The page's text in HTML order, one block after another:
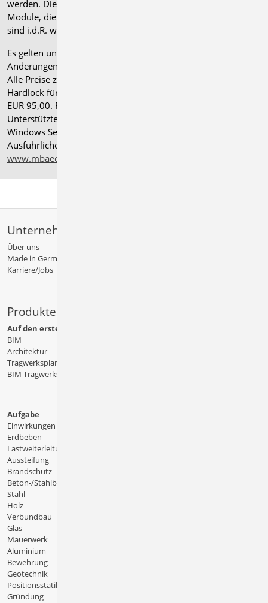
werden. Die Paketerweiterung umfasst alle entsprechenden
Module, die zum Zeitpunkt des Kaufs verfügbar sind. Das
sind i.d.R. weniger Module als nach deutscher Norm.
Es gelten unsere
Änderungen und Irrtümer vorbehalten.
Alle Preise zzgl. Versandkosten und gesetzlicher MwSt.
Hardlock für Einzelplatzlizenz, je Arbeitsplatz erforderlich
EUR 95,00. Folgelizenz-/Netzwerkbedingungen auf Anfrage.
Unterstützte Betriebssysteme: Windows
Windows Server 2025 mit Windows Terminal Server.
Ausführliche Informationen auf
www.mbaec.de/service/systemvoraussetzungen
Unternehmen
Über uns
Made in Germany
Karriere/Jobs
Produkte
Auf den ersten Blick
BIM
Architektur
Tragwerksplanung
BIM Tragwerksplanung
Aufgabe
Einwirkungen
Erdbeben
Lastweiterleitung
Aussteifung
Brandschutz
Beton-/Stahlbeton
Stahl
Holz
Verbundbau
Glas
Mauerwerk
Aluminium
Bewehrung
Geotechnik
Positionsstatik
Gründung